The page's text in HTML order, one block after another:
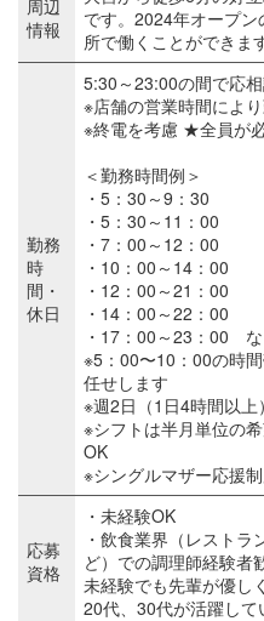
周辺
情報
です。2024年オープ
所で働くことができま
勤務
時
間・
休日
5:30～23:00の間で応
※店舗の営業時間によ
※終電を考慮 ★全員が
＜勤務時間例＞
・5：30～9：30
・5：30～11：00
・7：00～12：00
・10：00～14：00
・12：00～21：00
・14：00～22：00
・17：00～23：00
※5：00〜10：00の時
任せします
※週2日（1日4時間以上
※シフトは半月単位の
OK
※シングルマザー応援
応募
資格
・未経験OK
・飲食業界（レスト
ど）での調理師経験者
未経験でも先輩が優し
20代、30代が活躍して